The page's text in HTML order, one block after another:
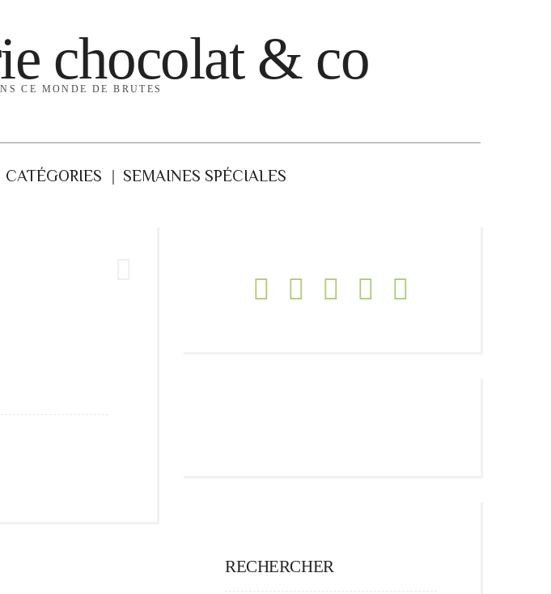
chocolat & co
CE MONDE DE BRUTES
CATÉGORIES SEMAINES SPÉCIALES
RECHERCHER